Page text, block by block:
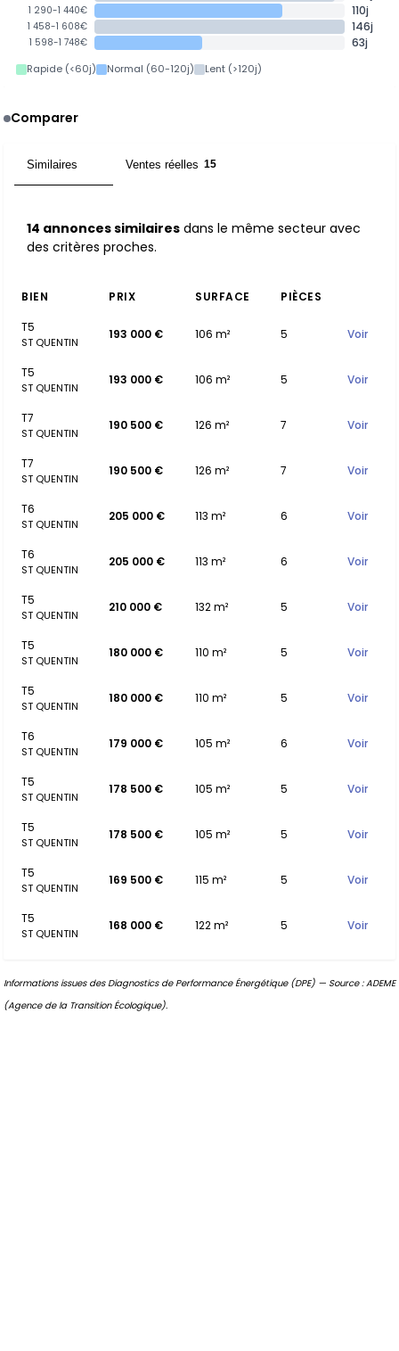
1 290-1 440€ 110j
1 458-1 608€ 146j
1 598-1 748€ 63j
Rapide (<60j) Normal (60-120j) Lent (>120j)
Comparer
Similaires Ventes réelles 15
14 annonces similaires dans le même secteur avec
des critères proches.
BIEN PRIX SURFACE
PIÈCES
T5
ST QUENTIN
193 000 € 106 m² 5 Voir
T5
ST QUENTIN
193 000 € 106 m² 5 Voir
T7
ST QUENTIN
190 500 € 126 m² 7 Voir
T7
ST QUENTIN
190 500 € 126 m² 7 Voir
T6
ST QUENTIN
205 000 € 113 m² 6 Voir
T6
ST QUENTIN
205 000 € 113 m² 6 Voir
T5
ST QUENTIN
210 000 € 132 m² 5 Voir
T5
ST QUENTIN
180 000 € 110 m² 5 Voir
T5
ST QUENTIN
180 000 € 110 m² 5 Voir
T6
ST QUENTIN
179 000 € 105 m² 6 Voir
T5
ST QUENTIN
178 500 € 105 m² 5 Voir
T5
ST QUENTIN
178 500 € 105 m² 5 Voir
T5
ST QUENTIN
169 500 € 115 m² 5 Voir
T5
ST QUENTIN
168 000 € 122 m² 5 Voir
Informations issues des Diagnostics de Performance Énergétique (DPE) — Source : ADEME
(Agence de la Transition Écologique).